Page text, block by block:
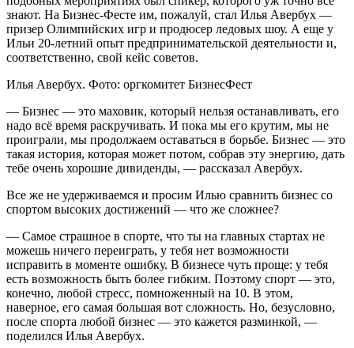
знают. На Бизнес-Фесте им, пожалуй, стал Илья Авербух —
призер Олимпийских игр и продюсер ледовых шоу. А еще у
Ильи 20-летний опыт предпринимательской деятельности и,
соответственно, свой кейс советов.
Илья Авербух. Фото: оргкомитет БизнесФест
— Бизнес — это маховик, который нельзя останавливать, его
надо всё время раскручивать. И пока мы его крутим, мы не
проиграли, мы продолжаем оставаться в борьбе. Бизнес — это
такая история, которая может потом, собрав эту энергию, дать
тебе очень хорошие дивиденды, — рассказал Авербух.
Все же не удерживаемся и просим Илью сравнить бизнес со
спортом высоких достижений — что же сложнее?
— Самое страшное в спорте, что ты на главных стартах не
можешь ничего переиграть, у тебя нет возможности
исправить в моменте ошибку. В бизнесе чуть проще: у тебя
есть возможность быть более гибким. Поэтому спорт — это,
конечно, любой стресс, помноженный на 10. В этом,
наверное, его самая большая вот сложность. Но, безусловно,
после спорта любой бизнес — это кажется разминкой, —
поделился Илья Авербух.